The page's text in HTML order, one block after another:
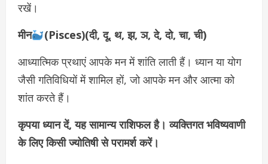
रखें।
मीन
(Pisces)(दी, दू, थ, झ, ञ, दे, दो, चा, ची)
आध्यात्मिक प्रथाएं आपके मन में शांति लाती हैं। ध्यान या योग
जैसी गतिविधियों में शामिल हों, जो आपके मन और आत्मा को
शांत करते हैं।
कृपया ध्यान दें, यह सामान्य राशिफल है। व्यक्तिगत भविष्यवाणी
के लिए किसी ज्योतिषी से परामर्श करें।